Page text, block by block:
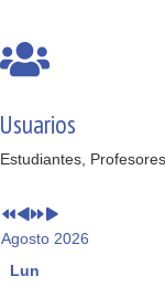
Usuarios
Estudiantes,
Agosto 2026
Lun